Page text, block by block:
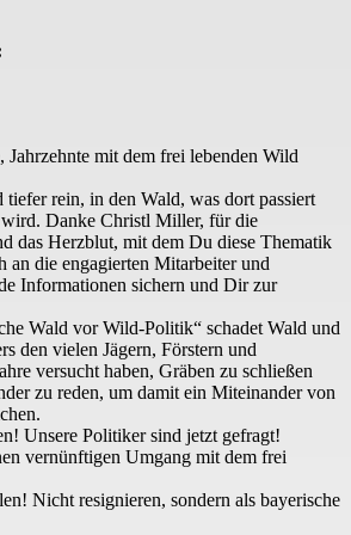
Jahrzehnte mit dem frei lebenden Wild
tiefer rein, in den Wald, was dort passiert
Danke Christl Miller, für die
das Herzblut, mit dem Du diese Thematik
an die engagierten Mitarbeiter und
Informationen sichern und Dir zur
Wald vor Wild-Politik“ schadet Wald und
den vielen Jägern, Förstern und
versucht haben, Gräben zu schließen
zu reden, um damit ein Miteinander von
Unsere Politiker sind jetzt gefragt!
vernünftigen Umgang mit dem frei
Nicht resignieren, sondern als bayerische